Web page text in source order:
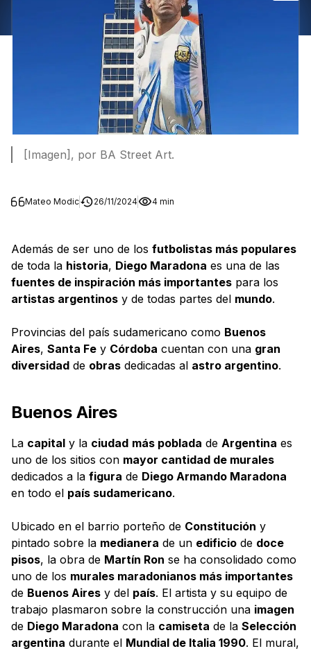
[Imagen], por BA Street Art.
Mateo Modic 26/11/2024 4 min
Además de ser uno de los futbolistas más populares
de toda la historia, Diego Maradona es una de las
fuentes de inspiración más importantes para los
artistas argentinos y de todas partes del mundo.
Provincias del país sudamericano como Buenos
Aires, Santa Fe y Córdoba cuentan con una gran
diversidad de obras dedicadas al astro argentino.
Buenos Aires
La capital y la ciudad más poblada de Argentina es
uno de los sitios con mayor cantidad de murales
dedicados a la figura de Diego Armando Maradona
en todo el país sudamericano.
Ubicado en el barrio porteño de Constitución y
pintado sobre la medianera de un edificio de doce
pisos, la obra de Martín Ron se ha consolidado como
uno de los murales maradonianos más importantes
de Buenos Aires y del país. El artista y su equipo de
trabajo plasmaron sobre la construcción una imagen
de Diego Maradona con la camiseta de la Selección
argentina durante el Mundial de Italia 1990. El mural,